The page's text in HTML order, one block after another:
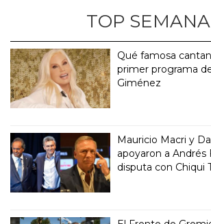
TOP
Qué famosa
primer programa
Giménez
Mauricio Macri y
apoyaron a Andrés
disputa con Chiqui